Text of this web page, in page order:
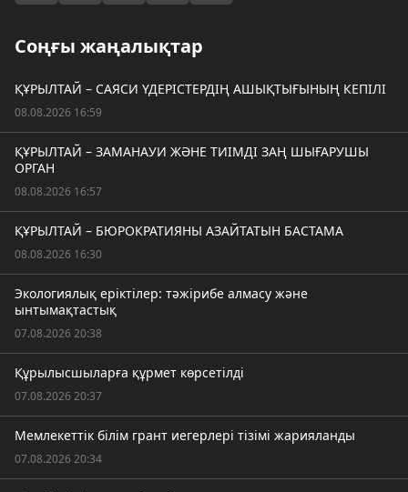
Соңғы жаңалықтар
ҚҰРЫЛТАЙ – САЯСИ ҮДЕРІСТЕРДІҢ АШЫҚТЫҒЫНЫҢ КЕПІЛІ
08.08.2026 16:59
ҚҰРЫЛТАЙ – ЗАМАНАУИ ЖӘНЕ ТИІМДІ ЗАҢ ШЫҒАРУШЫ
ОРГАН
08.08.2026 16:57
ҚҰРЫЛТАЙ – БЮРОКРАТИЯНЫ АЗАЙТАТЫН БАСТАМА
08.08.2026 16:30
Экологиялық еріктілер: тәжірибе алмасу және
ынтымақтастық
07.08.2026 20:38
Құрылысшыларға құрмет көрсетілді
07.08.2026 20:37
Мемлекеттік білім грант иегерлері тізімі жарияланды
07.08.2026 20:34